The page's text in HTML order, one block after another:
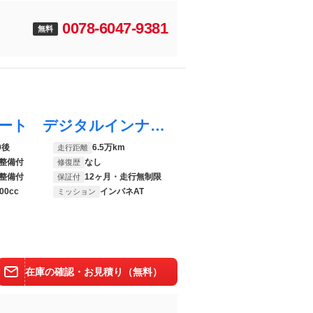
無料 0078-6047-9381
ヴェルファイアハイブリッド ＺＲ 黒革シート デジタルインナーミラー ＪＢＬサウンド 全周囲カメラ 純正９型ＳＤナビ １２型リヤエンターテイメント トヨタセーフティセンス 衝突軽減ブレーキ アドミレイションエアロ モデリスタ２０ＡＷ
走行距離 6.5万km
備付
修復歴 なし
備付
保証付 12ヶ月・走行無制限
ミッション インパネAT
在庫の確認・お見積り（無料）